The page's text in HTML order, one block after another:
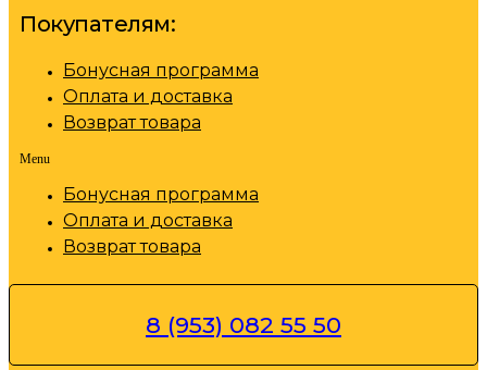
Покупателям:
Бонусная программа
Оплата и доставка
Возврат товара
Menu
Бонусная программа
Оплата и доставка
Возврат товара
8 (953) 082 55 50